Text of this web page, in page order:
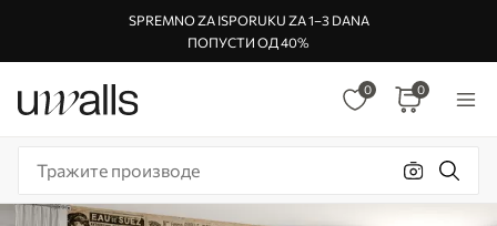
SPREMNO ZA ISPORUKU ZA 1–3 DANA
ПОПУСТИ ОД 40%
0 0